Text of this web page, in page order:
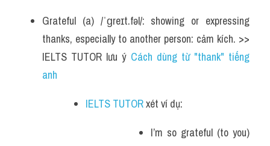
Grateful (a) /ˈɡreɪt.fəl/: showing or expressing
thanks, especially to another person: cảm kích. >>
IELTS TUTOR lưu ý Cách dùng từ "thank" tiếng
anh
IELTS TUTOR xét ví dụ:
I’m so grateful (to you)